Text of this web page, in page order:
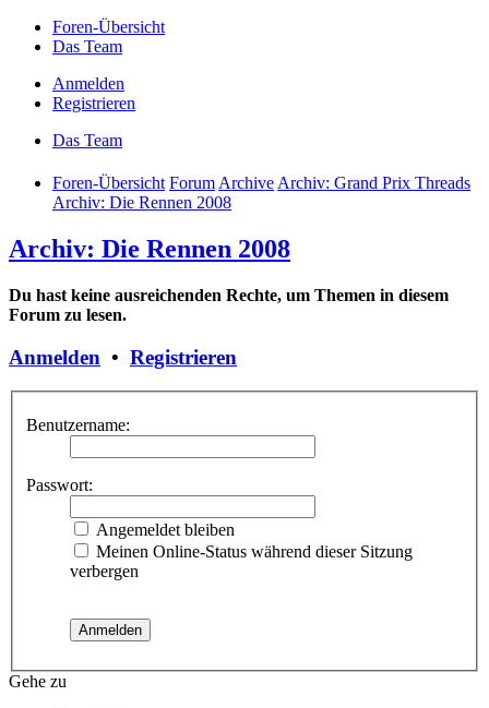
Foren-Übersicht
Das Team
Anmelden
Registrieren
Das Team
Foren-Übersicht ForumArchiveArchiv: Grand Prix Threads
Archiv: Die Rennen 2008
Archiv: Die Rennen 2008
Du hast keine ausreichenden Rechte, um Themen in diesem
Forum zu lesen.
Anmelden • Registrieren
Benutzername:
Passwort:
Angemeldet bleiben
Meinen Online-Status während dieser Sitzung
verbergen
Gehe zu